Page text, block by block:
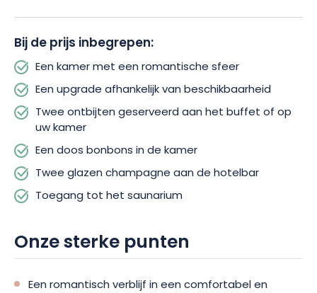
romantische verblijf. Het comfort staat voorop, evenals de
kleine geneugten, met de mogelijkheid van een upgrade
naargelang de beschikbaarheid.
Om deze escapade een zoete toets te geven, zijn ook de
smaken van de Elzas aanwezig. Een doos bonbons op uw
kamer, 2 ontbijten aan het buffet of op uw kamer, en 2 glazen
champagne aan de hotelbar… Genoeg om uw verblijf
smakelijk en sprankelend te vieren!
Welzijnsmomenten worden aan deze mooie combinatie
toegevoegd voor nog meer plezier om te delen. Toegang tot
pure ontspanning voor twee!
Bij de prijs inbegrepen:
Een kamer met een romantische sfeer
Een upgrade afhankelijk van beschikbaarheid
Twee ontbijten geserveerd aan het buffet of op
uw kamer
Een doos bonbons in de kamer
Twee glazen champagne aan de hotelbar
Toegang tot het saunarium
Onze sterke punten
Een romantisch verblijf in een comfortabel en